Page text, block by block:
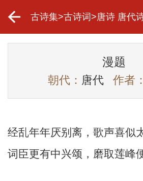
古诗集>古诗词 >唐诗 唐代
漫题
朝代： 唐代 作者：
经乱年年厌别离，歌声喜似
词臣更有中兴颂，磨取莲峰